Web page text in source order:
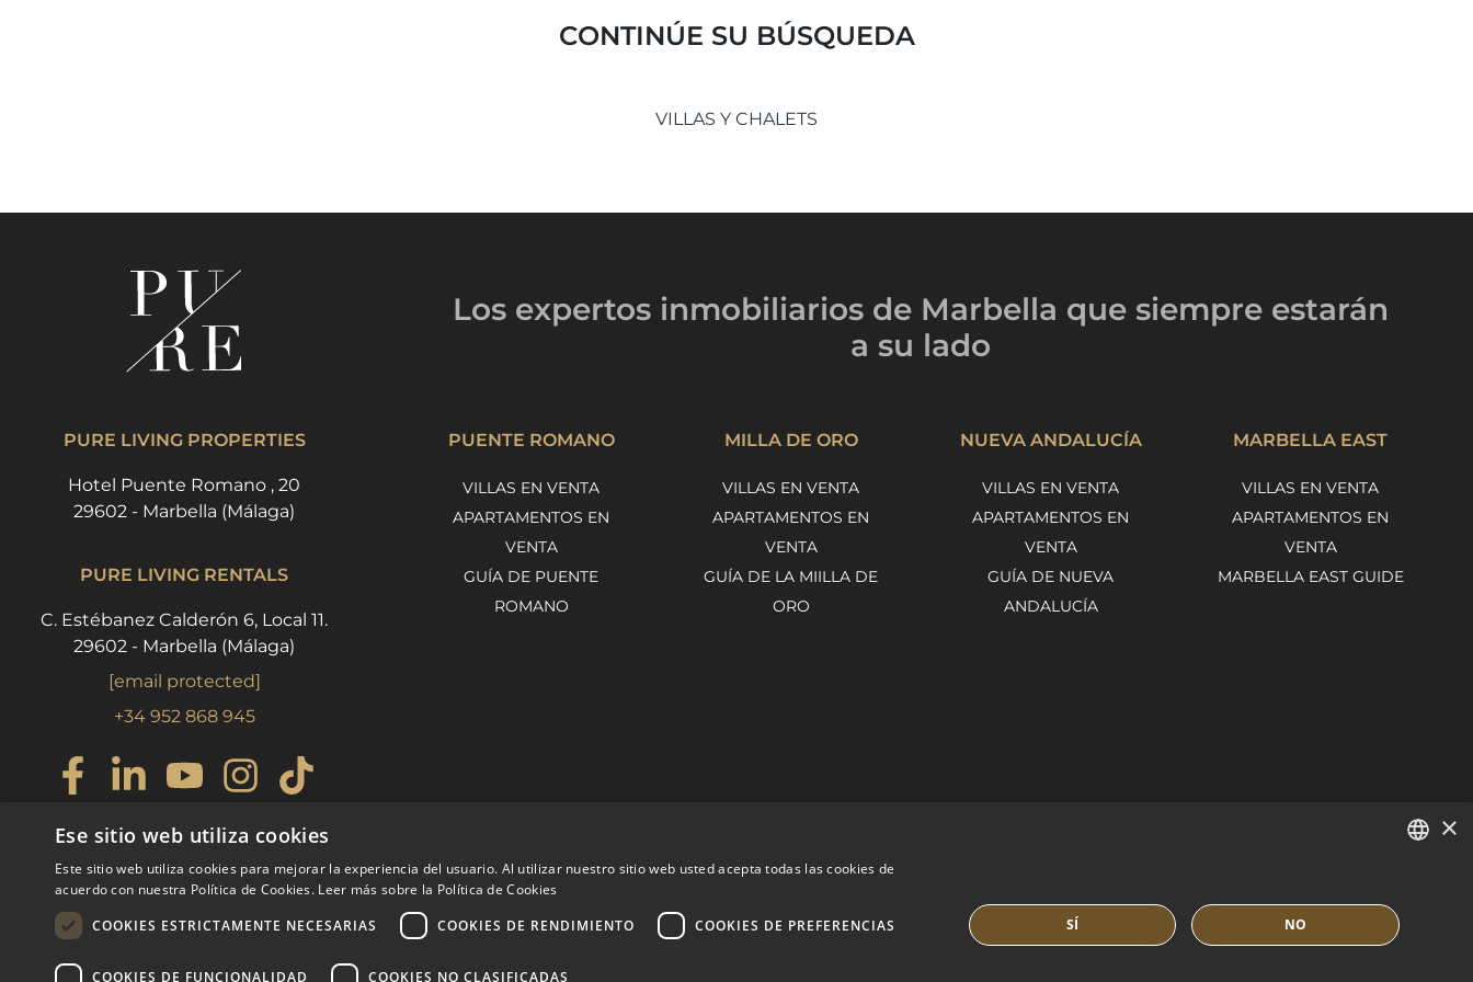
CONTINÚE SU BÚSQUEDA
VILLAS Y CHALETS
Los expertos inmobiliarios de Marbella que siempre estarán
a su lado
PURE LIVING PROPERTIES
Hotel Puente Romano , 20
29602 - Marbella (Málaga)
PURE LIVING RENTALS
C. Estébanez Calderón 6, Local 11.
29602 - Marbella (Málaga)
[email protected]
+34 952 868 945
PUENTE ROMANO
VILLAS EN VENTA
APARTAMENTOS EN
VENTA
GUÍA DE PUENTE
ROMANO
MILLA DE ORO
VILLAS EN VENTA
APARTAMENTOS EN
VENTA
GUÍA DE LA MIILLA DE
ORO
NUEVA ANDALUCÍA
VILLAS EN VENTA
APARTAMENTOS EN
VENTA
GUÍA DE NUEVA
ANDALUCÍA
MARBELLA EAST
VILLAS EN VENTA
APARTAMENTOS EN
VENTA
MARBELLA EAST GUIDE
SPANISH
×
Ese sitio web utiliza cookies
Este sitio web utiliza cookies para mejorar la experiencia del usuario. Al utilizar nuestro sitio web usted acepta todas las cookies de
acuerdo con nuestra Política de Cookies. Leer más sobre la Política de Cookies
COOKIES ESTRICTAMENTE NECESARIAS
COOKIES DE RENDIMIENTO COOKIES DE PREFERENCIAS
COOKIES DE FUNCIONALIDAD COOKIES NO CLASIFICADAS
SÍ NO